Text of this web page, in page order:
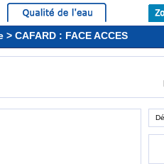
CAFARD : FACE ACCES